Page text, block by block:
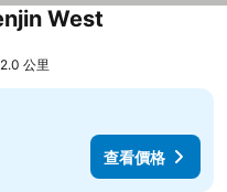
West
公里
查看價格